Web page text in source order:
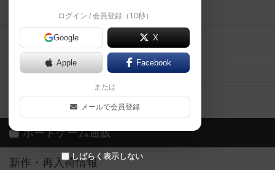
ログイン / 会員登録（10秒）
Google X
Apple Facebook
または
メールで会員登録
しばらく表示しない
掲示板・トピックス
ボドとも・会員一覧
ボードゲーム業界コラム
ボドゲーマご利用案内
ボードゲーム通販
新作・再入荷情報